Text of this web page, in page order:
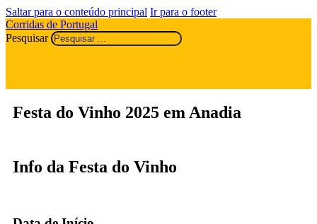
Saltar para o conteúdo principal Ir para o footer
Corridas de Portugal
Pesquisar
Festa do Vinho 2025 em Anadia
Info da Festa do Vinho